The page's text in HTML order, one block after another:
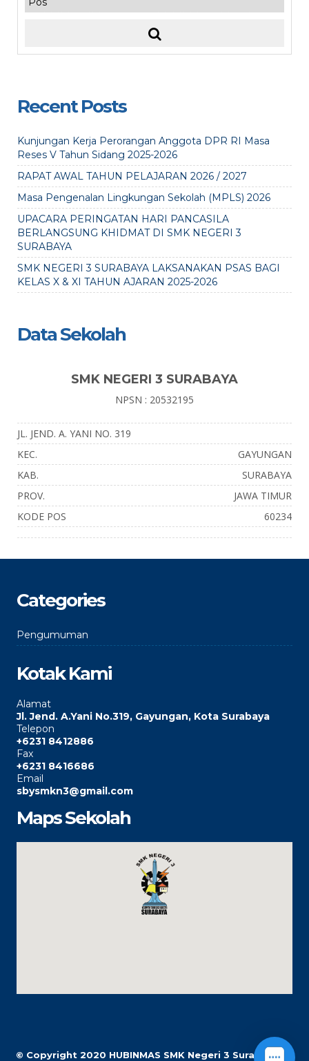
Recent Posts
Kunjungan Kerja Perorangan Anggota DPR RI Masa
Reses V Tahun Sidang 2025-2026
RAPAT AWAL TAHUN PELAJARAN 2026 / 2027
Masa Pengenalan Lingkungan Sekolah (MPLS) 2026
UPACARA PERINGATAN HARI PANCASILA
BERLANGSUNG KHIDMAT DI SMK NEGERI 3
SURABAYA
SMK NEGERI 3 SURABAYA LAKSANAKAN PSAS BAGI
KELAS X & XI TAHUN AJARAN 2025-2026
Data Sekolah
SMK NEGERI 3 SURABAYA
NPSN : 20532195
JL. JEND. A. YANI NO. 319
KEC.
GAYUNGAN
KAB.
SURABAYA
PROV.
JAWA TIMUR
KODE POS
60234
Categories
Pengumuman
Kotak Kami
Alamat
Jl. Jend. A.Yani No.319, Gayungan, Kota Surabaya
Telepon
+6231 8412886
Fax
+6231 8416686
Email
sbysmkn3@gmail.com
Maps Sekolah
© Copyright 2020 HUBINMAS SMK Negeri 3 Surabaya |